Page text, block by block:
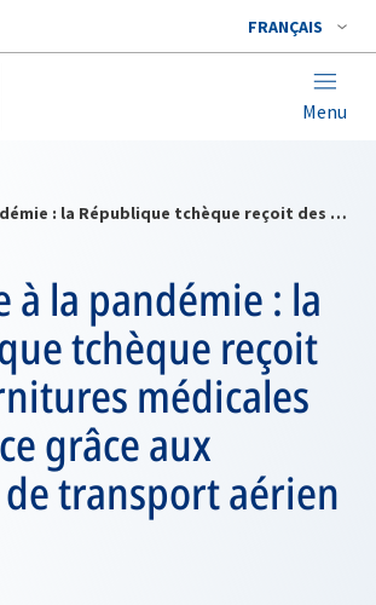
FRANÇAIS
Menu
Réponse à la pandémie : la République tchèque reçoit des fournitures médicales d’urgence grâce aux moyens de transport aérien
à la pandémie : la
tchèque reçoit
médicales
grâce aux
transport aérien